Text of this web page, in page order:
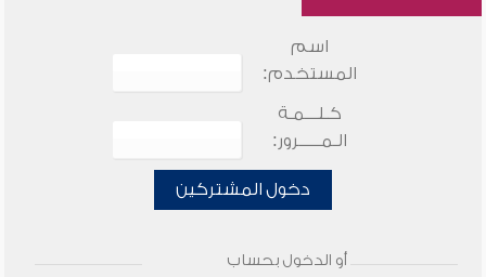
اسم
المستخدم:
كـلـــمـة
الـمـــــرور:
دخول المشتركين
أو الدخول بحساب